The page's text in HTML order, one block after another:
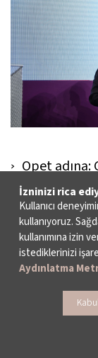
Opet adına:
İzninizi rica
Kullanıcı
kullanıyoruz.
kullanımına izin
istediklerinizi
Aydınlatma